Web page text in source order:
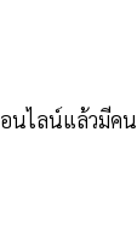
นไลน์แล้วมีคน